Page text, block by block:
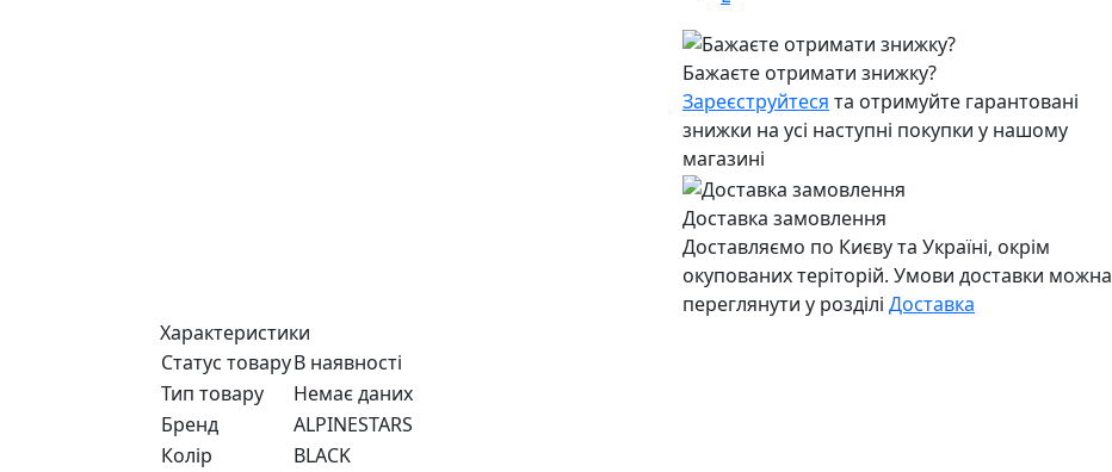
Бажаєте отримати знижку?
Зареєструйтеся та отримуйте гарантовані
знижки на усі наступні покупки у нашому
магазині
Доставка замовлення
Доставляємо по Києву та Україні, окрім
окупованих теріторій. Умови доставки можна
переглянути у розділі Доставка
Характеристики
Статус товаруВ наявності
Тип товару
Немає даних
Бренд
ALPINESTARS
Колір
BLACK